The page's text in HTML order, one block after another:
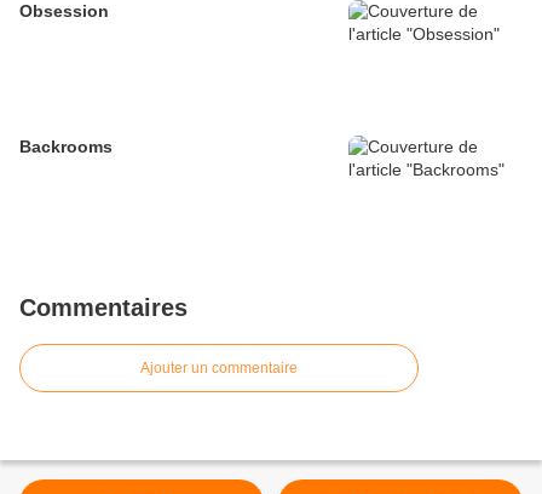
Obsession
Backrooms
Commentaires
Ajouter un commentaire